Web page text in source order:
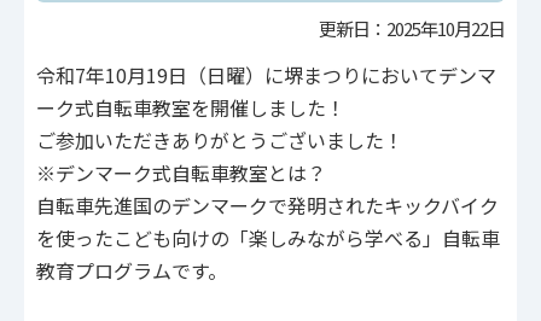
更新日：2025年10月22日
令和7年10月19日（日曜）に堺まつりにおいてデンマ
ーク式自転車教室を開催しました！
ご参加いただきありがとうございました！
※デンマーク式自転車教室とは？
自転車先進国のデンマークで発明されたキックバイク
を使ったこども向けの「楽しみながら学べる」自転車
教育プログラムです。